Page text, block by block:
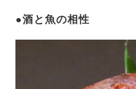
●酒と魚の相性